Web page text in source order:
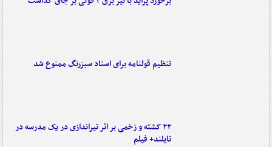
تنظیم قولنامه برای اسناد سبزرنگ ممنوع شد
۲۲ کشته و زخمی بر اثر تیراندازی در یک مدرسه در
تایلند+ فیلم